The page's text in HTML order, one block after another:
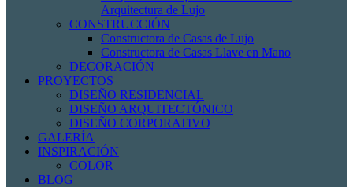
Arquitectura de Lujo
CONSTRUCCIÓN
Constructora de Casas de Lujo
Constructora de Casas Llave en Mano
DECORACIÓN
PROYECTOS
DISEÑO RESIDENCIAL
DISEÑO ARQUITECTÓNICO
DISEÑO CORPORATIVO
GALERÍA
INSPIRACIÓN
COLOR
BLOG